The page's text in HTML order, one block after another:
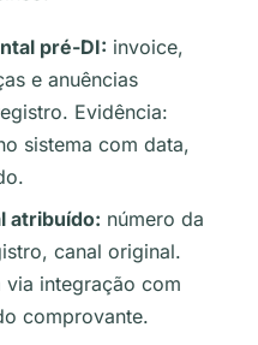
pré-DI: invoice,
e anuências
Evidência:
sistema com data,
atribuído: número da
canal original.
via integração com
comprovante.